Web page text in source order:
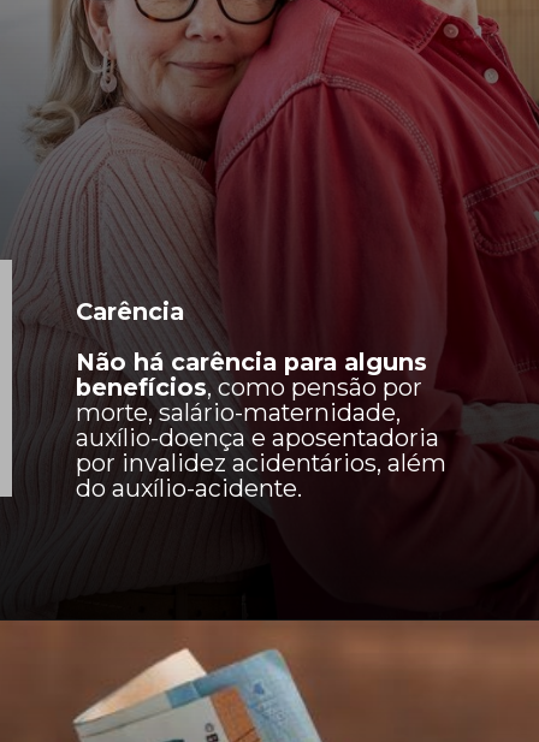
Carência
Não há carência para alguns
benefícios, como pensão por
morte, salário-maternidade,
auxílio-doença e aposentadoria
por invalidez acidentários, além
do auxílio-acidente.